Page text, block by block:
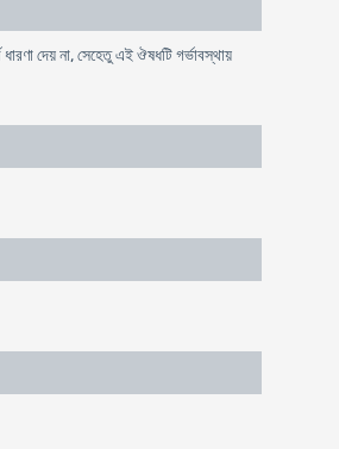
দেয় না, সেহেতু এই ঔষধটি গর্ভাবস্থায়